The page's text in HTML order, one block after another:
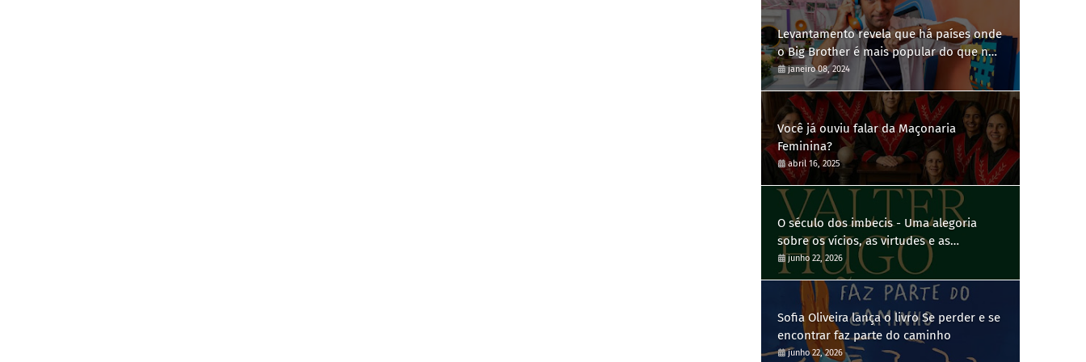
Levantamento revela que há países onde
o Big Brother é mais popular do que no
Brasil
janeiro 08, 2024
Você já ouviu falar da Maçonaria
Feminina?
abril 16, 2025
O século dos imbecis - Uma alegoria
sobre os vícios, as virtudes e as
contradições humanas
junho 22, 2026
Sofia Oliveira lança o livro Se perder e se
encontrar faz parte do caminho
junho 22, 2026